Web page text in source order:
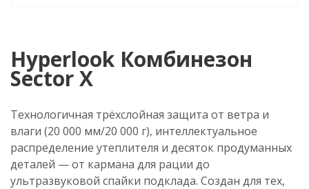
Hyperlook Комбинезон
Sector X
Технологичная трёхслойная защита от ветра и
влаги (20 000 мм/20 000 г), интеллектуальное
распределение утеплителя и десяток продуманных
деталей — от кармана для рации до
ультразвуковой спайки подклада. Создан для тех,